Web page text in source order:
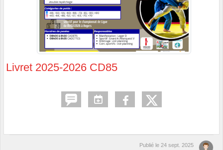
Livret 2025-2026 CD85
Publié le 24 sept. 2025